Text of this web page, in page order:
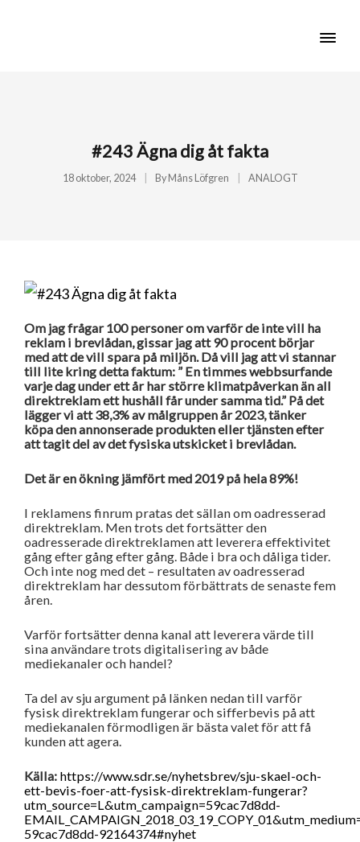
#243 Ägna dig åt fakta
18 oktober, 2024 By Måns Löfgren ANALOGT
Om jag frågar 100 personer om varför de inte vill ha
reklam i brevlådan, gissar jag att 90 procent börjar
med att de vill spara på miljön. Då vill jag att vi stannar
till lite kring detta faktum: ” En timmes webbsurfande
varje dag under ett år har större klimatpåverkan än all
direktreklam ett hushåll får under samma tid.” På det
lägger vi att 38,3% av målgruppen år 2023, tänker
köpa den annonserade produkten eller tjänsten efter
att tagit del av det fysiska utskicket i brevlådan.
Det är en ökning jämfört med 2019 på hela 89%!
I reklamens finrum pratas det sällan om oadresserad
direktreklam. Men trots det fortsätter den
oadresserade direktreklamen att leverera effektivitet
gång efter gång efter gång. Både i bra och dåliga tider.
Och inte nog med det – resultaten av oadresserad
direktreklam har dessutom förbättrats de senaste fem
åren.
Varför fortsätter denna kanal att leverera värde till
sina användare trots digitalisering av både
mediekanaler och handel?
Ta del av sju argument på länken nedan till varför
fysisk direktreklam fungerar och sifferbevis på att
mediekanalen förmodligen är bästa valet för att få
kunden att agera.
Källa: https://www.sdr.se/nyhetsbrev/sju-skael-och-
ett-bevis-foer-att-fysisk-direktreklam-fungerar?
utm_source=L&utm_campaign=59cac7d8dd-
59cac7d8dd-92164374#nyhet